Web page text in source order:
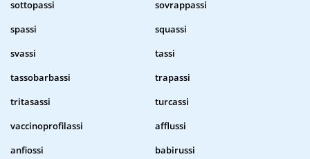
sottopassi
sovrappassi
spassi
squassi
svassi
tassi
tassobarbassi
trapassi
tritasassi
turcassi
vaccinoprofilassi
afflussi
anfiossi
babirussi